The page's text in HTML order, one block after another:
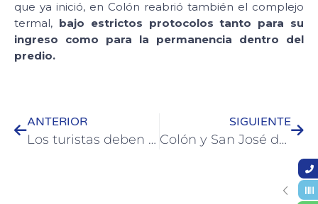
que ya inició, en Colón reabrió también el complejo
termal, bajo estrictos protocolos tanto para su
ingreso como para la permanencia dentro del
predio.
ANTERIOR
Los turistas deben abonar una tasa sanitaria de $100 para ingresar a Colón
SIGUIENTE
Colón y San José definieron medidas conjuntas para evitar mayores contagios